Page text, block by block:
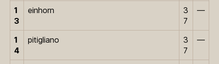
1
3
einhorn
3
7
—
1
4
pitigliano
3
7
—